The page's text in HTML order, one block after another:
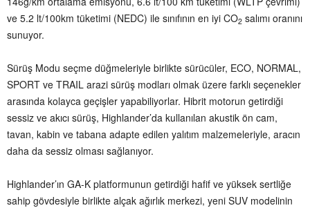
ve 5.2 lt/100km tüketimi (NEDC) ile sınıfının en iyi CO2 salımı oranını
sunuyor.
Sürüş Modu seçme düğmeleriyle birlikte sürücüler, ECO, NORMAL,
SPORT ve TRAIL arazi sürüş modları olmak üzere farklı seçenekler
arasında kolayca geçişler yapabiliyorlar. Hibrit motorun getirdiği
sessiz ve akıcı sürüş, Highlander’da kullanılan akustik ön cam,
tavan, kabin ve tabana adapte edilen yalıtım malzemeleriyle, aracın
daha da sessiz olması sağlanıyor.
Highlander’ın GA-K platformunun getirdiği hafif ve yüksek sertliğe
sahip gövdesiyle birlikte alçak ağırlık merkezi, yeni SUV modelinin